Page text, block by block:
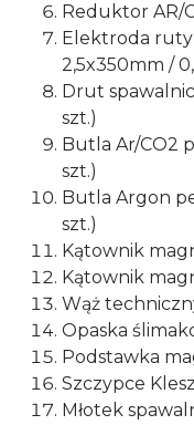
Reduktor AR/
Elektroda
2,5x350mm /
Drut
szt.)
Butla Ar/CO2
szt.)
Butla Argon
szt.)
Kątownik
Kątownik
Wąż
Opaska
Podstawka
Szczypce
Młotek